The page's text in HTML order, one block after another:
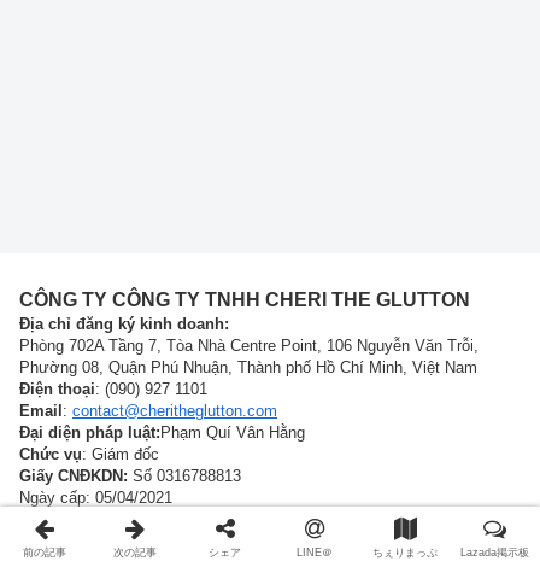
CÔNG TY CÔNG TY TNHH CHERI THE GLUTTON
Địa chỉ đăng ký kinh doanh:
Phòng 702A Tầng 7, Tòa Nhà Centre Point, 106 Nguyễn Văn Trỗi,
Phường 08, Quận Phú Nhuận, Thành phố Hồ Chí Minh, Việt Nam
Điện thoại: (090) 927 1101
Email : contact@cheritheglutton.com
Đại diện pháp luật: Phạm Quí Vân Hằng
Chức vụ: Giám đốc
Giấy CNĐKDN: Số 0316788813
Ngày cấp: 05/04/2021
Sở kế hoạch và Đầu tư TP Hồ Chí Minh
Thông tin chính sách
Thông tin chủ sở hữu Website
前の記事 次の記事 シェア LINE＠ ちぇりまっぷ Lazada掲示板